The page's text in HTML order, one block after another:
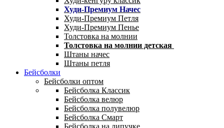
Худи-Премиум Начес
Худи-Премиум Петля
Худи-Премиум Пенье
Толстовка на молнии
Толстовка на молнии детская
Штаны начес
Штаны петля
Бейсболки
Бейсболки оптом
Бейсболка Классик
Бейсболка велюр
Бейсболка полувелюр
Бейсболка Смарт
Бейсболка на липучке